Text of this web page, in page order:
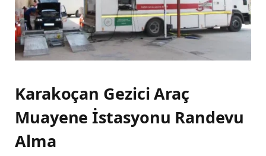
Karakoçan Gezici Araç
Muayene İstasyonu Randevu
Alma